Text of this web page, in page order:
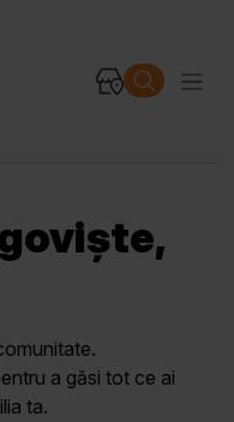
a găsi tot ce ai
ta.